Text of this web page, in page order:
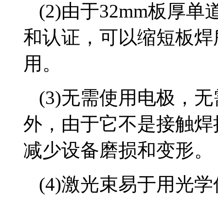
(2)由于32mm板厚单
和认证，可以缩短板
用。
(3)无需使用电极，
外，由于它不是接触
减少设备磨损和变形。
(4)激光束易于用光